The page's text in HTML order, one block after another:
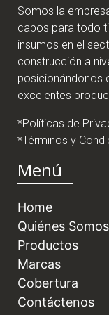
Somos la
cabos para todo
insumos en el
construcción a
posicionándonos
excelentes
*Políticas de
*Términos y
Menú
Home
Quiénes Somos
Productos
Marcas
Cobertura
Contáctenos